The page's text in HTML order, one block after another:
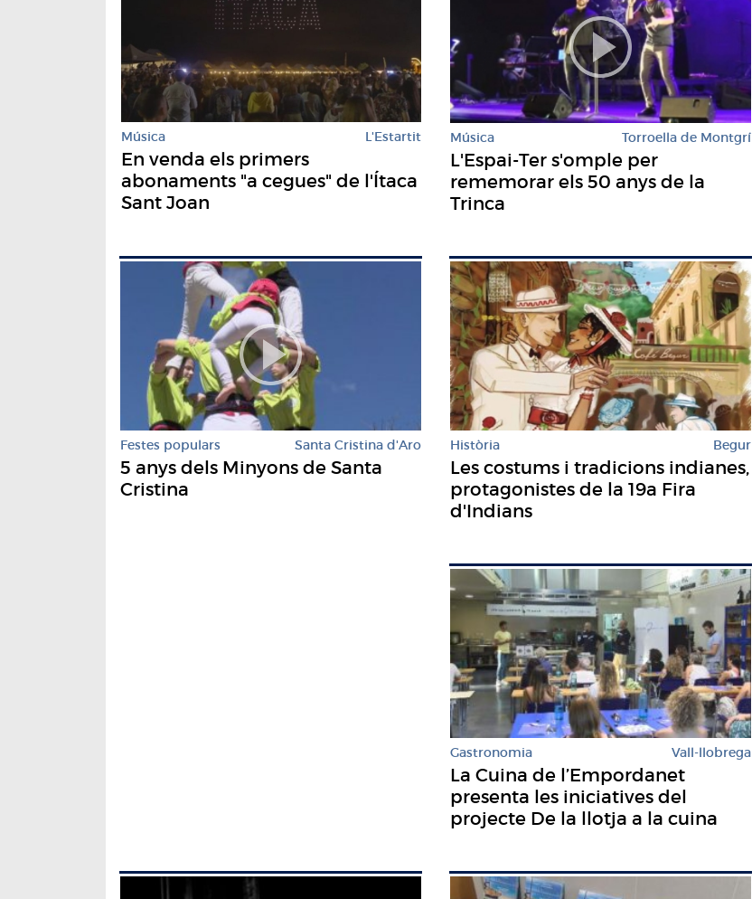
Música L'Estartit
En venda els primers
abonaments "a cegues" de l'Ítaca
Sant Joan
Música Torroella de Montgrí
L'Espai-Ter s'omple per
rememorar els 50 anys de la
Trinca
Festes populars Santa Cristina d'Aro
5 anys dels Minyons de Santa
Cristina
Història Begur
Les costums i tradicions indianes,
protagonistes de la 19a Fira
d'Indians
Gastronomia Vall-llobrega
La Cuina de l’Empordanet
presenta les iniciatives del
projecte De la llotja a la cuina